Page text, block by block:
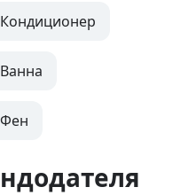
Кондиционер
Ванна
Фен